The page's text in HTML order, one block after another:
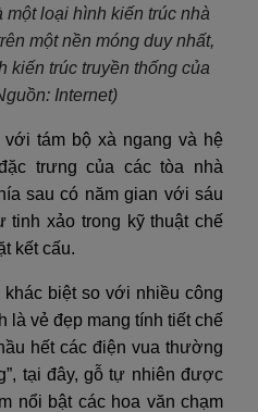
một loại hình kiến trúc nhà
một nền móng duy nhất,
kiến trúc truyền thống của
Internet)
tám bộ xà ngang và hệ
trưng của các tòa nhà
sau có năm gian với sáu
tinh xảo trong kỹ thuật chế
kết cấu.
biệt so với nhiều công
là vẻ đẹp mang tính tiết chế
hết các điện vua thường
tại đây, gỗ tự nhiên được
nổi bật các hoa văn chạm